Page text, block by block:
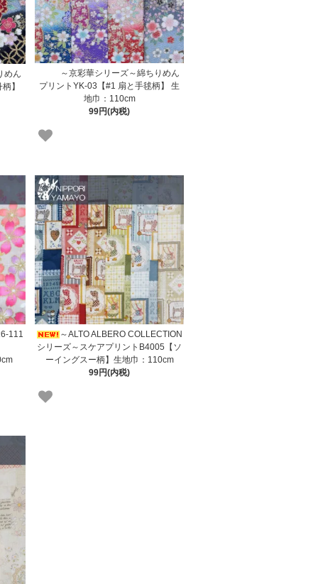
めん
】
～京彩華シリーズ～綿ちりめん
プリントYK-03【#1 扇と手毬柄】 生
地巾：110cm
99円(内税)
111
～ALTO ALBERO COLLECTION
シリーズ～スケアプリントB4005【ソ
ーイングスー柄】生地巾：110cm
99円(内税)